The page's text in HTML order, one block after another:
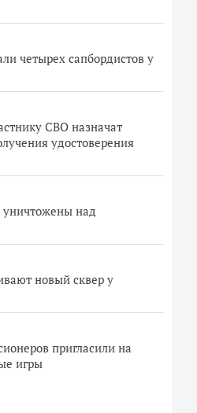
четырех сапбордистов у
СВО назначат
удостоверения
уничтожены над
новый сквер у
пригласили на
игры